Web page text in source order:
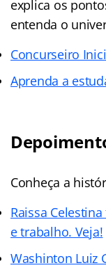
explica os
entenda o
Concurseiro
Aprenda a
Conheça a
Raissa
e trabalho. Veja!
Washinton Luiz